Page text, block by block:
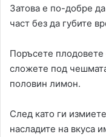
Затова е по-добре
част без да губите
Поръсете плодовете
сложете под
половин лимон.
След като ги
насладите на вкуса